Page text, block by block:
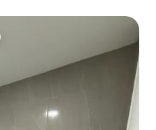
les plus aimés